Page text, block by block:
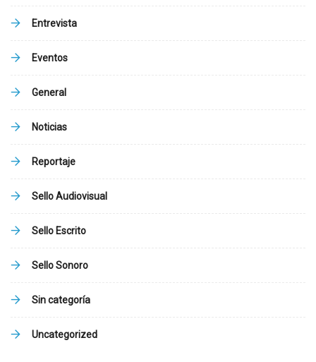
Entrevista
Eventos
General
Noticias
Reportaje
Sello Audiovisual
Sello Escrito
Sello Sonoro
Sin categoría
Uncategorized